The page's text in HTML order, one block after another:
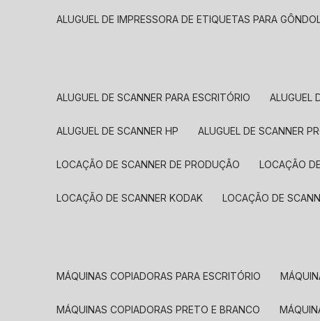
ALUGUEL DE IMPRESSORA DE ETIQUETAS PARA
ALUGUEL DE SCANNER PARA ESCRITÓRIO
ALUGUEL DE SCANNER HP ALUGUEL DE SCANNER
LOCAÇÃO DE SCANNER DE PRODUÇÃO LOCAÇÃO
LOCAÇÃO DE SCANNER KODAK LOCAÇÃO DE
MÁQUINAS COPIADORAS PARA ESCRITÓRIO
MÁQUINAS COPIADORAS PRETO E BRANCO